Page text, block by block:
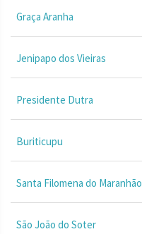
Graça Aranha
Jenipapo dos Vieiras
Presidente Dutra
Buriticupu
Santa Filomena do Maranhão
São João do Soter